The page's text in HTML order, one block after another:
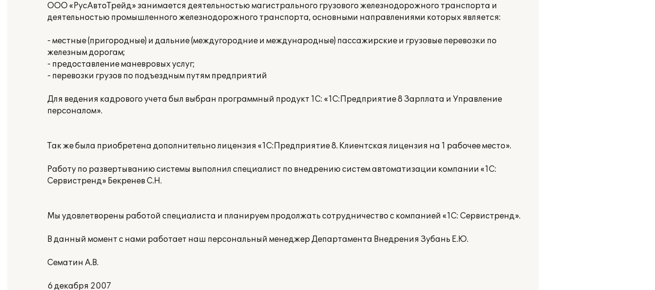
ООО «РусАвтоТрейд» занимается деятельностью магистрального грузового железнодорожного транспорта и
деятельностью промышленного железнодорожного транспорта, основными направлениями которых является:
- местные (пригородные) и дальние (междугородние и международные) пассажирские и грузовые перевозки по
железным дорогам;
- предоставление маневровых услуг;
- перевозки грузов по подъездным путям предприятий
Для ведения кадрового учета был выбран программный продукт 1С: «1С:Предприятие 8 Зарплата и Управление
персоналом».
Так же была приобретена дополнительно лицензия «1С:Предприятие 8. Клиентская лицензия на 1 рабочее место».
Работу по развертыванию системы выполнил специалист по внедрению систем автоматизации компании «1С:
Сервистренд» Бекренев С.Н.
Мы удовлетворены работой специалиста и планируем продолжать сотрудничество с компанией «1С: Сервистренд».
В данный момент с нами работает наш персональный менеджер Департамента Внедрения Зубань Е.Ю.
Сематин А.В.
6 декабря 2007